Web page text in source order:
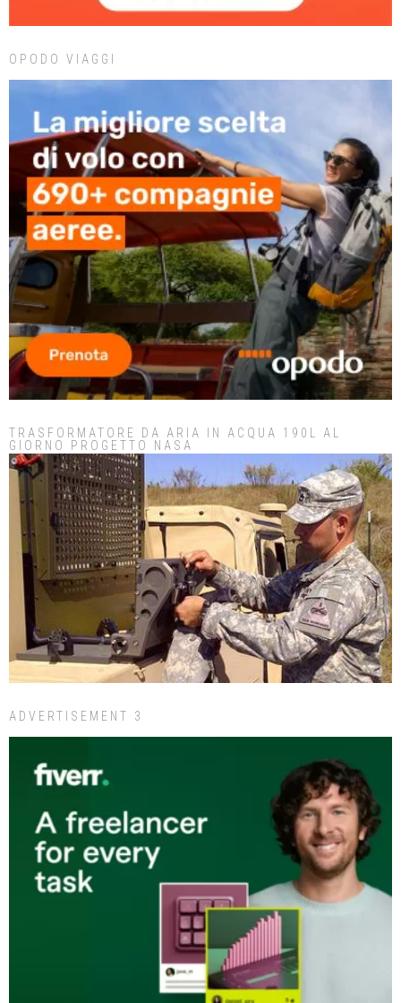
OPODO VIAGGI
TRASFORMATORE DA ARIA IN ACQUA 190L AL
GIORNO PROGETTO NASA
ADVERTISEMENT 3